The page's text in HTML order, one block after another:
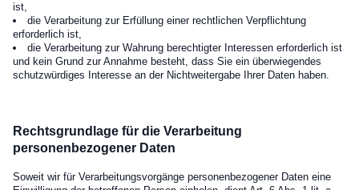
ist,
die Verarbeitung zur Erfüllung einer rechtlichen Verpflichtung
erforderlich ist,
die Verarbeitung zur Wahrung berechtigter Interessen erforderlich ist
und kein Grund zur Annahme besteht, dass Sie ein überwiegendes
schutzwürdiges Interesse an der Nichtweitergabe Ihrer Daten haben.
Rechtsgrundlage für die Verarbeitung
personenbezogener Daten
Soweit wir für Verarbeitungsvorgänge personenbezogener Daten eine